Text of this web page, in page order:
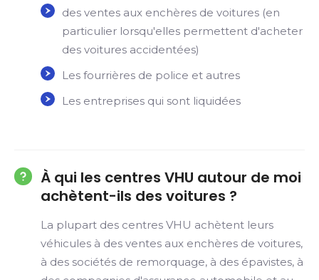
des ventes aux enchères de voitures (en
particulier lorsqu'elles permettent d'acheter
des voitures accidentées)
Les fourrières de police et autres
Les entreprises qui sont liquidées
À qui les centres VHU autour de moi
achètent-ils des voitures ?
La plupart des centres VHU achètent leurs
véhicules à des ventes aux enchères de voitures,
à des sociétés de remorquage, à des épavistes, à